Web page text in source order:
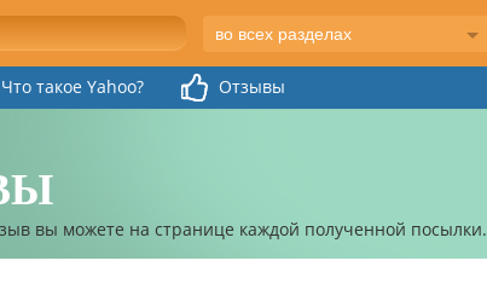
во всех разделах
Что такое Yahoo? Отзывы
вы можете на странице каждой полученной посылки.